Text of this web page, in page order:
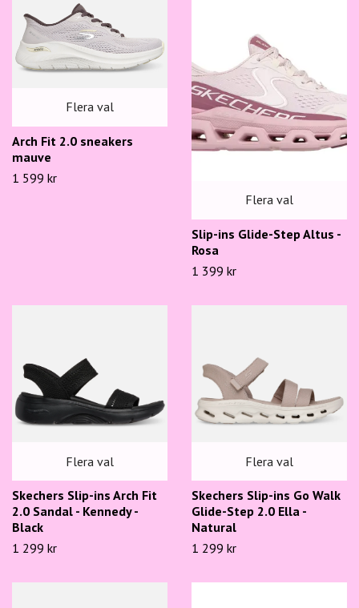
Flera val
Arch Fit 2.0 sneakers
mauve
1 599 kr
Flera val
Slip-ins Glide-Step Altus -
Rosa
1 399 kr
Flera val
Skechers Slip-ins Arch Fit
2.0 Sandal - Kennedy -
Black
1 299 kr
Flera val
Skechers Slip-ins Go Walk
Glide-Step 2.0 Ella -
Natural
1 299 kr